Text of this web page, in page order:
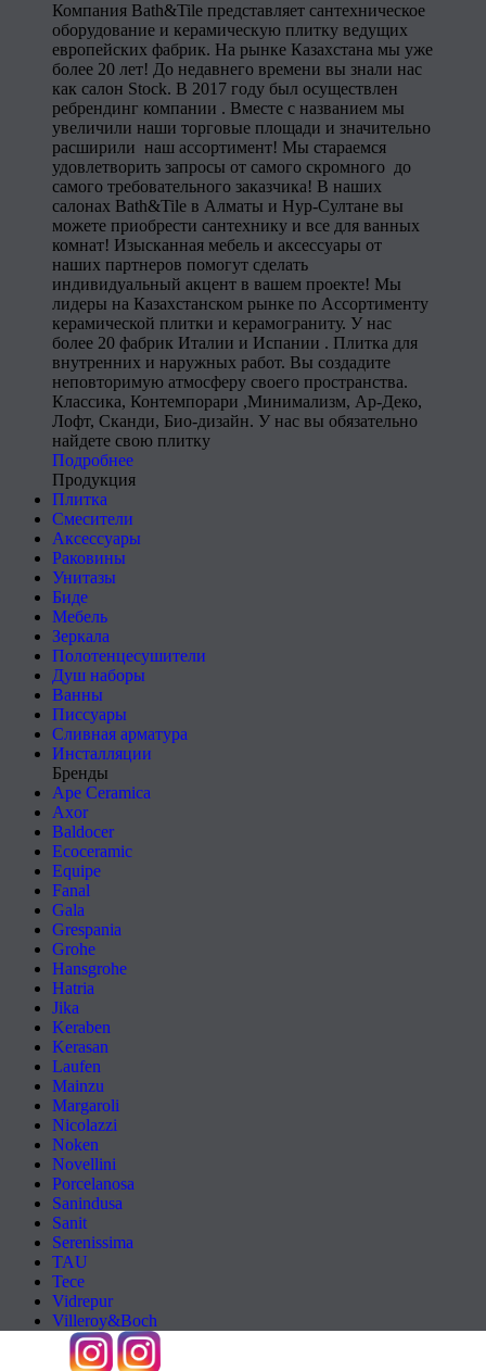
Компания Bath&Tile представляет сантехническое
оборудование и керамическую плитку ведущих
европейских фабрик. На рынке Казахстана мы уже
более 20 лет! До недавнего времени вы знали нас
как салон Stock. В 2017 году был осуществлен
ребрендинг компании . Вместе с названием мы
увеличили наши торговые площади и значительно
расширили наш ассортимент! Мы стараемся
удовлетворить запросы от самого скромного до
самого требовательного заказчика! В наших
салонах Bath&Tile в Алматы и Нур-Султане вы
можете приобрести сантехнику и все для ванных
комнат! Изысканная мебель и аксессуары от
наших партнеров помогут сделать
индивидуальный акцент в вашем проекте! Мы
лидеры на Казахстанском рынке по Ассортименту
керамической плитки и керамограниту. У нас
более 20 фабрик Италии и Испании . Плитка для
внутренних и наружных работ. Вы создадите
неповторимую атмосферу своего пространства.
Классика, Контемпорари ,Минимализм, Ар-Деко,
Лофт, Сканди, Био-дизайн. У нас вы обязательно
найдете свою плитку
Подробнее
Продукция
Плитка
Смесители
Аксессуары
Раковины
Унитазы
Биде
Мебель
Зеркала
Полотенцесушители
Душ наборы
Ванны
Писсуары
Сливная арматура
Инсталляции
Бренды
Ape Ceramica
Axor
Baldocer
Ecoceramic
Equipe
Fanal
Gala
Grespania
Grohe
Hansgrohe
Hatria
Jika
Keraben
Kerasan
Laufen
Mainzu
Margaroli
Nicolazzi
Noken
Novellini
Porcelanosa
Sanindusa
Sanit
Serenissima
TAU
Tece
Vidrepur
Villeroy&Boch